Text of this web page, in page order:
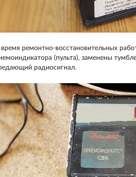
ремонтно-восстановительных
(пульта), заменены
радиосигнал.